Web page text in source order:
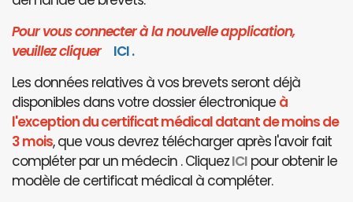
Pour vous connecter à la nouvelle application,
veuillez cliquer ICI.
Les données relatives à vos brevets seront déjà
disponibles dans votre dossier électronique à
l'exception du certificat médical datant de moins de
3 mois, que vous devrez télécharger après l'avoir fait
compléter par un médecin . CliquezICI pour obtenir le
modèle de certificat médical à compléter.